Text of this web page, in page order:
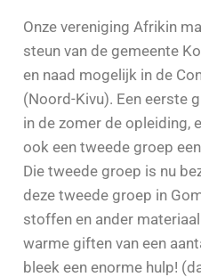
Onze vereniging Afrikin
steun van de gemeente
en naad mogelijk in de
(Noord-Kivu). Een eerste
in de zomer de opleiding,
ook een tweede groep
Die tweede groep is nu
deze tweede groep in
stoffen en ander
warme giften van een
bleek een enorme hulp!